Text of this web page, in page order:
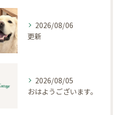
2026/08/06
更新
2026/08/05
おはようございます。